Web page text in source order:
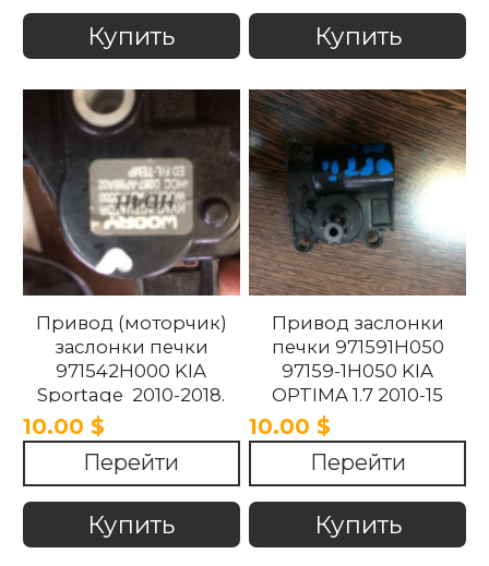
Купить Купить
Привод (моторчик)
заслонки печки
971542H000 KIA
Sportage 2010-2018.
10.00 $
Перейти
Купить
Привод заслонки
печки 971591H050
97159-1H050 KIA
OPTIMA 1.7 2010-15
10.00 $
Перейти
Купить